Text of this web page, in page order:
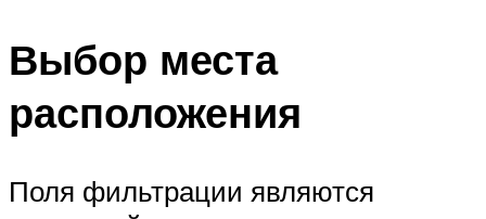
Выбор места
расположения
Поля фильтрации являются